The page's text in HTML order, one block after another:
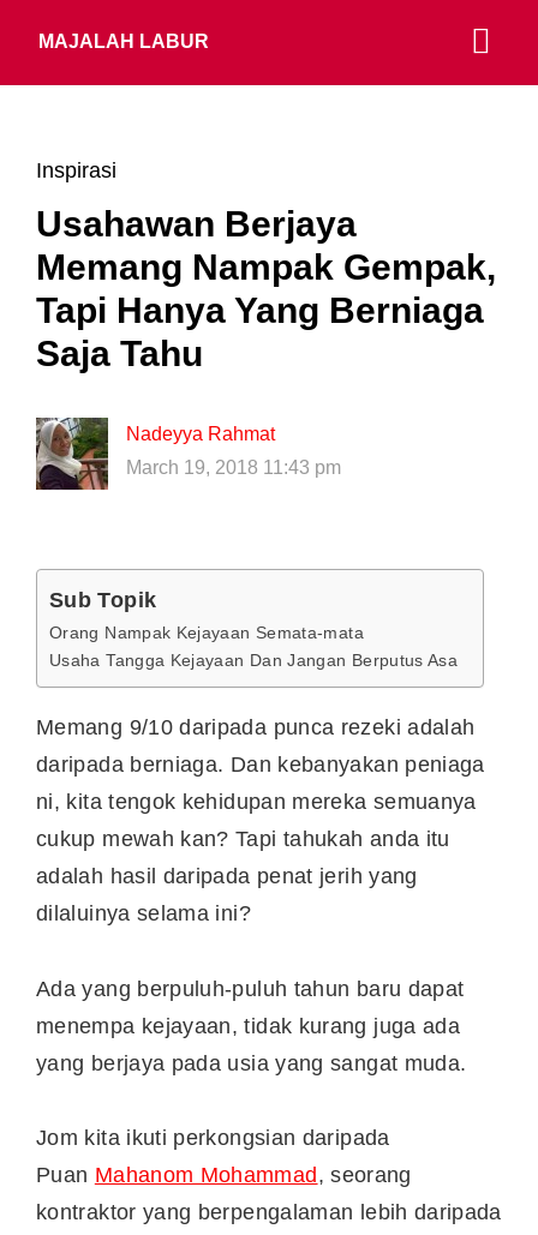
MAJALAH LABUR
Inspirasi
Usahawan Berjaya
Memang Nampak Gempak,
Tapi Hanya Yang Berniaga
Saja Tahu
Nadeyya Rahmat
March 19, 2018 11:43 pm
Sub Topik
Orang Nampak Kejayaan Semata-mata
Usaha Tangga Kejayaan Dan Jangan Berputus Asa
Memang 9/10 daripada punca rezeki adalah
daripada berniaga. Dan kebanyakan peniaga
ni, kita tengok kehidupan mereka semuanya
cukup mewah kan? Tapi tahukah anda itu
adalah hasil daripada penat jerih yang
dilaluinya selama ini?
Ada yang berpuluh-puluh tahun baru dapat
menempa kejayaan, tidak kurang juga ada
yang berjaya pada usia yang sangat muda.
Jom kita ikuti perkongsian daripada
Puan Mahanom Mohammad , seorang
kontraktor yang berpengalaman lebih daripada